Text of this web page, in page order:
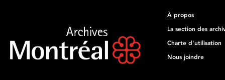
À propos
La section des
Charte d'utilisation
Nous joindre